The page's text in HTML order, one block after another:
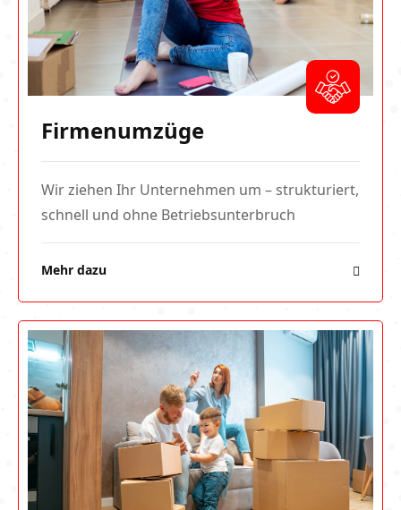
Firmenumzüge
Wir ziehen Ihr Unternehmen um – strukturiert,
schnell und ohne Betriebsunterbruch
Mehr dazu